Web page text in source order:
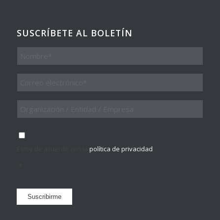
SUSCRÍBETE AL BOLETÍN
Nombre
Entidad
Empresa
Consentimiento
política de privacidad
Suscribirme